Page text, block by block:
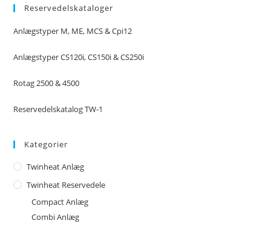
Reservedelskataloger
Anlægstyper M, ME, MCS & Cpi12
Anlægstyper CS120i, CS150i & CS250i
Rotag 2500 & 4500
Reservedelskatalog TW-1
Kategorier
Twinheat Anlæg
Twinheat Reservedele
Compact Anlæg
Combi Anlæg